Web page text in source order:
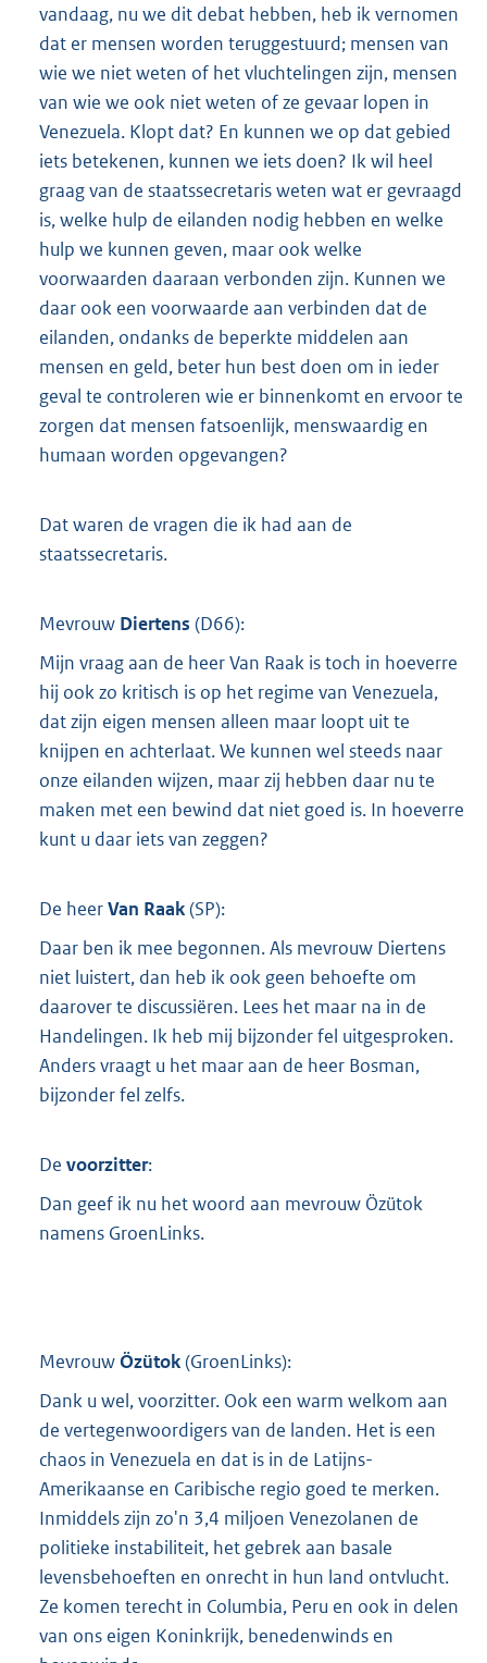
vandaag, nu we dit debat hebben, heb ik vernomen
dat er mensen worden teruggestuurd; mensen van
wie we niet weten of het vluchtelingen zijn, mensen
van wie we ook niet weten of ze gevaar lopen in
Venezuela. Klopt dat? En kunnen we op dat gebied
iets betekenen, kunnen we iets doen? Ik wil heel
graag van de staatssecretaris weten wat er gevraagd
is, welke hulp de eilanden nodig hebben en welke
hulp we kunnen geven, maar ook welke
voorwaarden daaraan verbonden zijn. Kunnen we
daar ook een voorwaarde aan verbinden dat de
eilanden, ondanks de beperkte middelen aan
mensen en geld, beter hun best doen om in ieder
geval te controleren wie er binnenkomt en ervoor te
zorgen dat mensen fatsoenlijk, menswaardig en
humaan worden opgevangen?
Dat waren de vragen die ik had aan de
staatssecretaris.
Mevrouw Diertens (D66):
Mijn vraag aan de heer Van Raak is toch in hoeverre
hij ook zo kritisch is op het regime van Venezuela,
dat zijn eigen mensen alleen maar loopt uit te
knijpen en achterlaat. We kunnen wel steeds naar
onze eilanden wijzen, maar zij hebben daar nu te
maken met een bewind dat niet goed is. In hoeverre
kunt u daar iets van zeggen?
De heerVan Raak(SP):
Daar ben ik mee begonnen. Als mevrouw Diertens
niet luistert, dan heb ik ook geen behoefte om
daarover te discussiëren. Lees het maar na in de
Handelingen. Ik heb mij bijzonder fel uitgesproken.
Anders vraagt u het maar aan de heer Bosman,
bijzonder fel zelfs.
De voorzitter:
Dan geef ik nu het woord aan mevrouw Özütok
namens GroenLinks.
MevrouwÖzütok(GroenLinks):
Dank u wel, voorzitter. Ook een warm welkom aan
de vertegenwoordigers van de landen. Het is een
chaos in Venezuela en dat is in de Latijns-
Amerikaanse en Caribische regio goed te merken.
Inmiddels zijn zo'n 3,4 miljoen Venezolanen de
politieke instabiliteit, het gebrek aan basale
levensbehoeften en onrecht in hun land ontvlucht.
Ze komen terecht in Columbia, Peru en ook in delen
van ons eigen Koninkrijk, benedenwinds en